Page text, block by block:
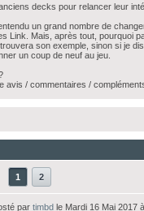
decks pour relancer leur
un grand nombre de
Link. Mais, après tout, pourquoi
son exemple, sinon si je
un coup de neuf au jeu.
/ commentaires /
1 2
par timbd le Mardi 16 Mai 2017